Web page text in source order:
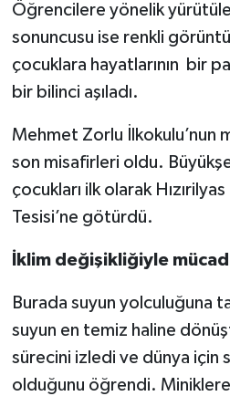
Öğrencilere yönelik
sonuncusu ise renkli
çocuklara hayatlarının bir
bir bilinci aşıladı.
Mehmet Zorlu İlkokulu’nun
son misafirleri oldu.
çocukları ilk olarak
Tesisi’ne götürdü.
İklim değişikliğiyle
Burada suyun yolculuğuna
suyun en temiz haline
sürecini izledi ve dünya için
olduğunu öğrendi. Miniklere